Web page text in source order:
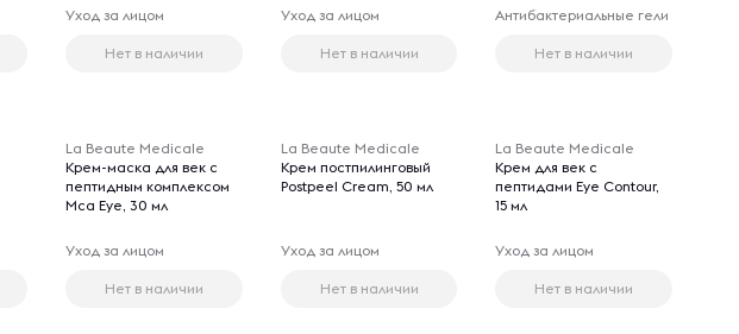
Уход за лицом
Нет в наличии
Уход за лицом
Нет в наличии
Антибактериальные гели
Нет в наличии
La Beaute Medicale
Крем-маска для век с
пептидным комплексом
Mca Eye, 30 мл
Уход за лицом
Нет в наличии
La Beaute Medicale
Крем постпилинговый
Postpeel Cream, 50 мл
Уход за лицом
Нет в наличии
La Beaute Medicale
Крем для век с
пептидами Eye Contour,
15 мл
Уход за лицом
Нет в наличии